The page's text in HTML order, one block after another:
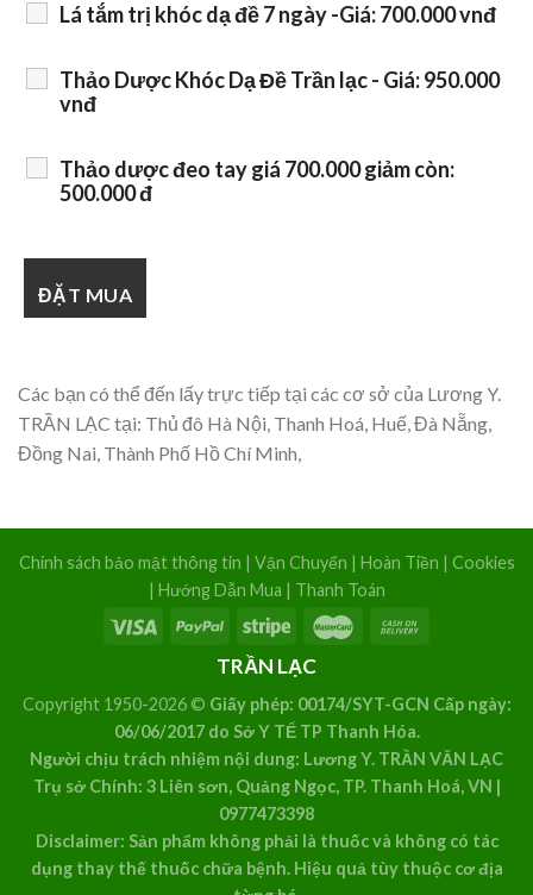
Lá tắm trị khóc dạ đề 7 ngày -Giá: 700.000 vnđ
Thảo Dược Khóc Dạ Đề Trần lạc - Giá: 950.000
vnđ
Thảo dược đeo tay giá 700.000 giảm còn:
500.000 đ
Các bạn có thể đến lấy trực tiếp tại các cơ sở của Lương Y.
TRẦN LẠC tại: Thủ đô Hà Nội, Thanh Hoá, Huế, Đà Nẵng,
Đồng Nai, Thành Phố Hồ Chí Minh,
Chính sách bảo mật thông tin | Vận Chuyển | Hoàn Tiền | Cookies
| Hướng Dẫn Mua | Thanh Toán
TRẦN LẠC
Copyright 1950-2026 © Giấy phép: 00174/SYT-GCN Cấp ngày:
06/06/2017 do Sở Y TẾ TP Thanh Hóa.
Người chịu trách nhiệm nội dung: Lương Y. TRẦN VĂN LẠC
Trụ sở Chính: 3 Liên sơn, Quảng Ngọc, TP. Thanh Hoá, VN |
0977473398
Disclaimer: Sản phẩm không phải là thuốc và không có tác
dụng thay thế thuốc chữa bệnh. Hiệu quả tùy thuộc cơ địa